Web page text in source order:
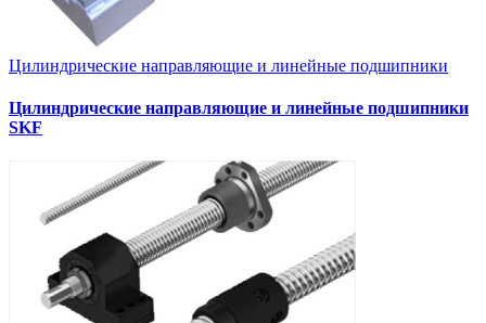
Цилиндрические направляющие и линейные подшипники
Цилиндрические направляющие и линейные подшипники
SKF